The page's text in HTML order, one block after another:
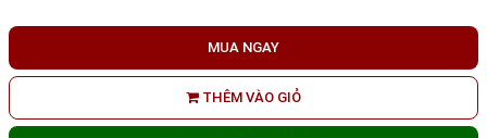
MUA NGAY
THÊM VÀO GIỎ